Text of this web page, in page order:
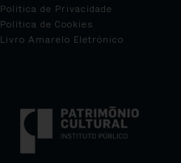
Política de Privacidade
Política de Cookies
Livro Amarelo Eletrónico